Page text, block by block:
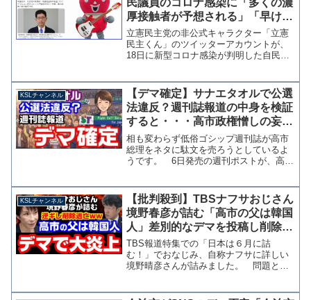
民議員のコロナ感染に「多くの濃
厚接触者が予想される」「早けれ
ば選挙区に着いている」実際は濃
厚接触の定義に当てはまらず
立憲民主党の非公式キャラクター「立憲
民主くん」のツイッターアカウントが、
18日に新型コロナ感染が判明した自民党
想されます」「自民党さん、高鳥議員と
濃厚接触の疑いのある議...
KSLチャンネル
【デマ確定】サナエタオルで公選
法違反？週刊誌報道の中身を検証
すると・・・高市政権憎しの妄
想、証拠も傍証もなし【KSLチャ
ンネル】
相も変わらず低俗ゴシップ週刊誌が高市
総理をネタに駄文を売ろうとしているよ
うです。 6日発売の週刊ポストが、高市
禁止される選挙区内での寄付にあたると
いう、真偽不明どころか...
KSLチャンネル
【批判殺到】TBSナフサおじさん
境野春彦が詰む「高市の父は韓国
人」差別的なデマを投稿し削除逃
亡→指摘に逆ギレ【KSLチャンネ
ル】
TBS報道特集での「日本は６月に詰
む！」でおなじみ、自称ナフサに詳しい
境野晴彦さんが詰みました。 問題とな